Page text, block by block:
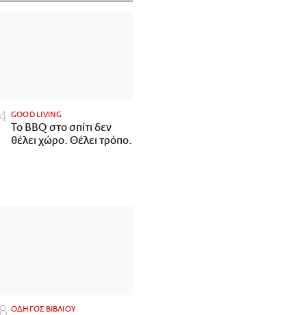
GOOD LIVING
Το BBQ στο σπίτι δεν
θέλει χώρο. Θέλει τρόπο.
ΟΔΗΓΟΣ ΒΙΒΛΙΟΥ